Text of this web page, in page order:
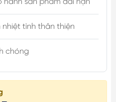
nhiệt tình thân thiện
chóng